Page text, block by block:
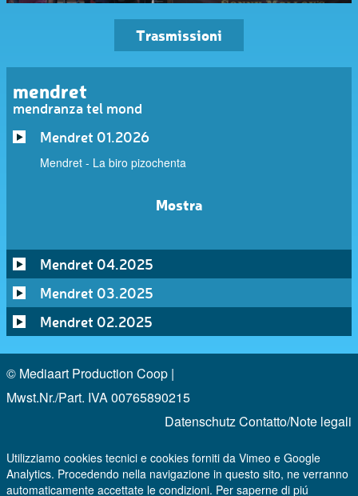
Trasmissioni
mendret
mendranza tel mond
Mendret 01.2026
Mendret - La biro pizochenta
Mostra
Mendret 04.2025
Mendret 03.2025
Mendret 02.2025
© Mediaart Production Coop |
Mwst.Nr./Part. IVA 00765890215
DatenschutzContatto/Note legali
Utilizziamo cookies tecnici e cookies forniti da Vimeo e Google
Analytics. Procedendo nella navigazione in questo sito, ne verranno
automaticamente accettate le condizioni. Per saperne di piú